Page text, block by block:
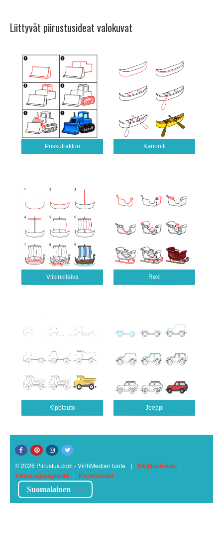
Liittyvät piirustusideat valokuvat
Puskutraktori Kanootti
Viikinkilaiva Reki
Kippiauto Jeeppi
© 2026 Piirustus.com - VinhMedian tuote. | Tekijänoikeus |
Tietosuojakäytäntö | Käyttöehdot
Suomalainen